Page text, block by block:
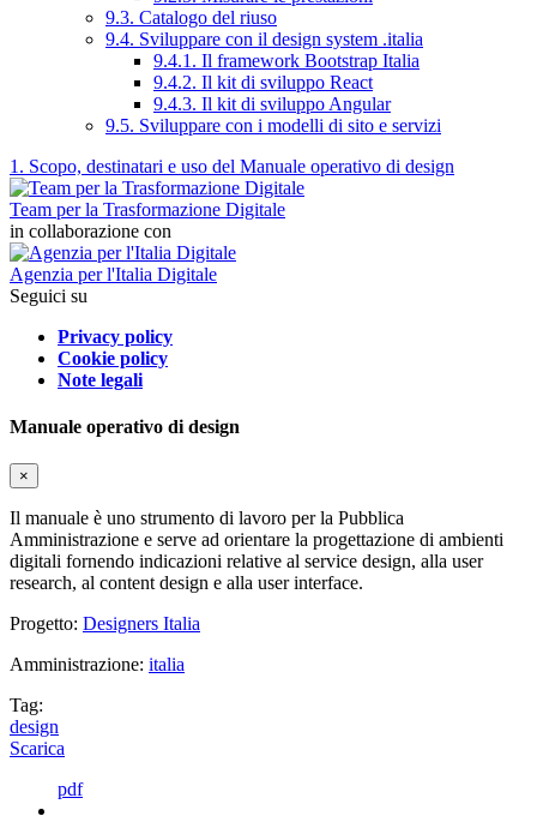
9.3. Catalogo del riuso
9.4. Sviluppare con il design system .italia
9.4.1. Il framework Bootstrap Italia
9.4.2. Il kit di sviluppo React
9.4.3. Il kit di sviluppo Angular
9.5. Sviluppare con i modelli di sito e servizi
1. Scopo, destinatari e uso del Manuale operativo di design
Team per la Trasformazione Digitale
in collaborazione con
Agenzia per l'Italia Digitale
Seguici su
Privacy policy
Cookie policy
Note legali
Manuale operativo di design
×
Il manuale è uno strumento di lavoro per la Pubblica
Amministrazione e serve ad orientare la progettazione di ambienti
digitali fornendo indicazioni relative al service design, alla user
research, al content design e alla user interface.
Progetto: Designers Italia
Amministrazione: italia
Tag:
design
Scarica
pdf